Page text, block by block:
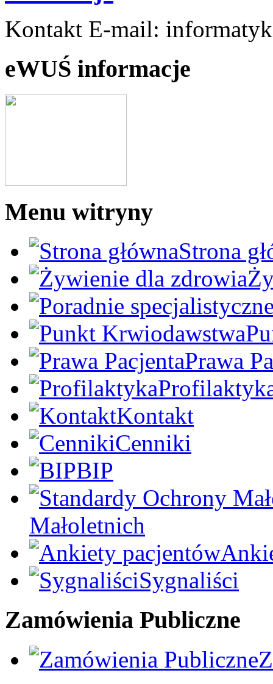
Kontakt E-mail:
eWUŚ informacje
Menu witryny
Strona
Prawa
Kontakt
Cenniki
BIP
Małoletnich
Sygnaliści
Zamówienia Publiczne